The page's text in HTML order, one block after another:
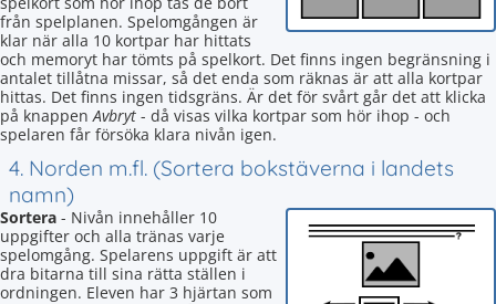
från spelplanen. Spelomgången är
klar när alla 10 kortpar har hittats
och memoryt har tömts på spelkort. Det finns ingen begränsning i
antalet tillåtna missar, så det enda som räknas är att alla kortpar
hittas. Det finns ingen tidsgräns. Är det för svårt går det att klicka
på knappenAvbryt - då visas vilka kortpar som hör ihop - och
spelaren får försöka klara nivån igen.
4. Norden m.fl. (Sortera bokstäverna i landets
namn)
Sortera - Nivån innehåller 10
uppgifter och alla tränas varje
spelomgång. Spelarens uppgift är att
dra bitarna till sina rätta ställen i
ordningen. Eleven har 3 hjärtan som